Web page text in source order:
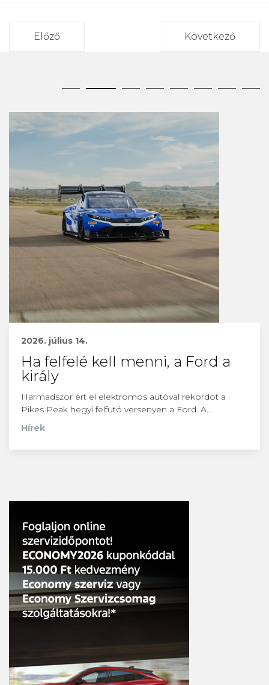
Előző Következő
2026. július 14.
Ha felfelé kell menni, a Ford a
király
Harmadszor ért el elektromos autóval rekordot a
Pikes Peak hegyi felfutó versenyen a Ford. A...
Hírek